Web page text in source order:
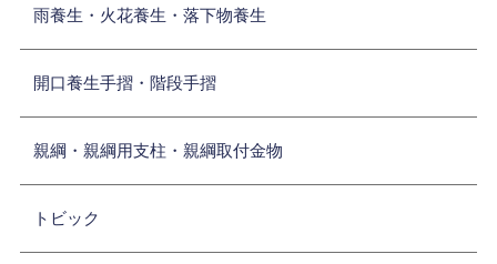
雨養生・火花養生・落下物養生
開口養生手摺・階段手摺
親綱・親綱用支柱・親綱取付金物
トビック